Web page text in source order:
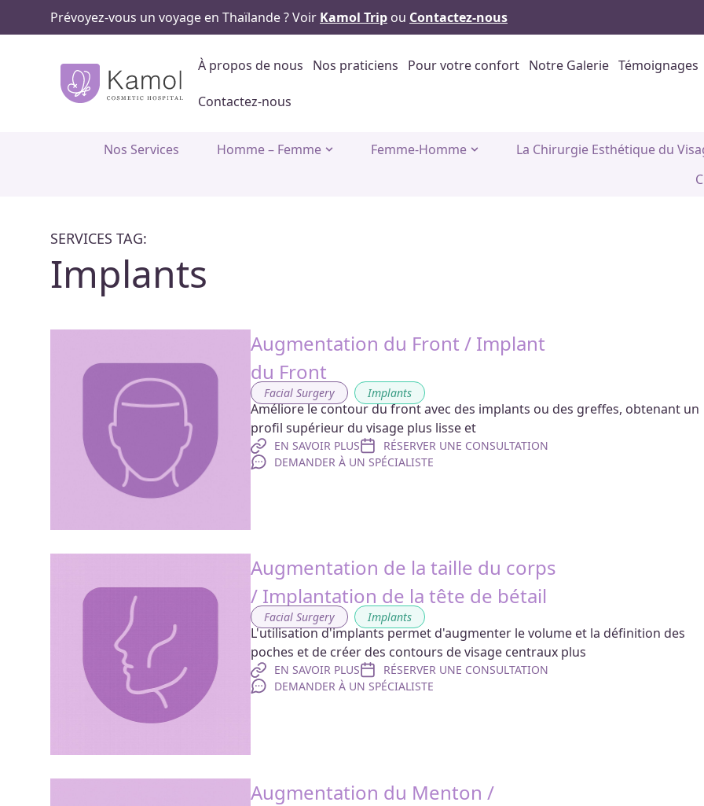
Prévoyez-vous un voyage en Thaïlande ? Voir Kamol Trip ou Contactez-nous
À propos de nous Nos praticiens Pour votre confort Notre Galerie Témoignages
Contactez-nous
Nos Services Homme – Femme Femme-Homme
La Chirurgie Esthétique du
SERVICES TAG:
Implants
Augmentation du Front / Implant
du Front
Facial Surgery , Implants
Améliore le contour du front avec des implants ou des greffes, obtenant un
profil supérieur du visage plus lisse et
EN SAVOIR PLUS
RÉSERVER UNE CONSULTATION
DEMANDER À UN SPÉCIALISTE
Augmentation de la taille du corps
/ Implantation de la tête de bétail
Facial Surgery , Implants
L'utilisation d'implants permet d'augmenter le volume et la définition des
poches et de créer des contours de visage centraux plus
EN SAVOIR PLUS
RÉSERVER UNE CONSULTATION
DEMANDER À UN SPÉCIALISTE
Augmentation du Menton /